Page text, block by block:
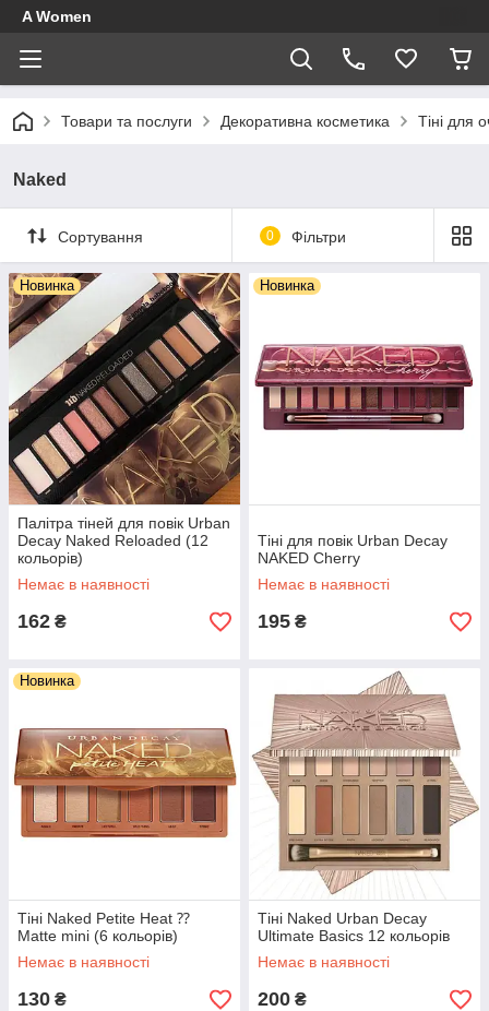
A Women
Товари та послуги Декоративна косметика Тіні для
Naked
Сортування 0 Фільтри
Новинка
Палітра тіней для повік Urban
Decay Naked Reloaded (12
кольорів)
Немає в наявності
162 ₴
Новинка
Тіні для повік Urban Decay
NAKED Cherry
Немає в наявності
195 ₴
Новинка
Тіні Naked Petite Heat ⁇
Matte mini (6 кольорів)
Немає в наявності
130 ₴
Тіні Naked Urban Decay
Ultimate Basics 12 кольорів
Немає в наявності
200 ₴